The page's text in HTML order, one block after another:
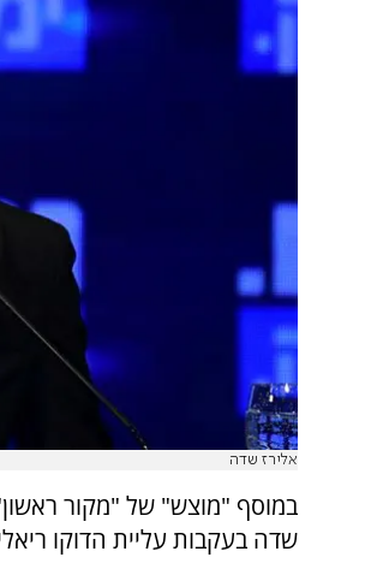
אלירז שדה
במוסף "מוצש" של "מקור
שדה בעקבות עליית הדוקו